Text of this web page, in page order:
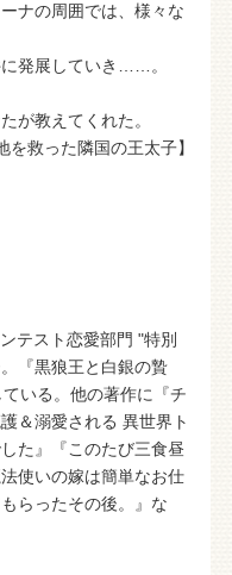
ナの周囲では、様々な
発展していき……。
が教えてくれた。
を救った隣国の王太子】
テスト恋愛部門 "特別
『黒狼王と白銀の贄
いる。他の著作に『チ
＆溺愛される 異世界ト
た』『このたび三食昼
使いの嫁は簡単なお仕
らったその後。』な